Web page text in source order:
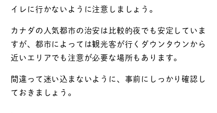
イレに行かないように注意しましょう。
カナダの人気都市の治安は比較的夜でも安定していま
すが、都市によっては観光客が行くダウンタウンから
近いエリアでも注意が必要な場所もあります。
間違って迷い込まないように、事前にしっかり確認し
ておきましょう。